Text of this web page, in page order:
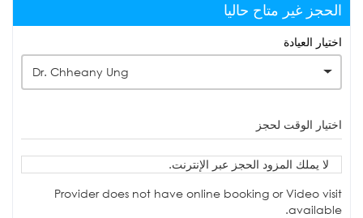
الحجز غير متاح حاليا
اختيار العيادة
Dr. Chheany Ung
اختيار الوقت لحجز
لا يملك المزود الحجز عبر الإنترنت.
Provider does not have online booking or Video visit
available.